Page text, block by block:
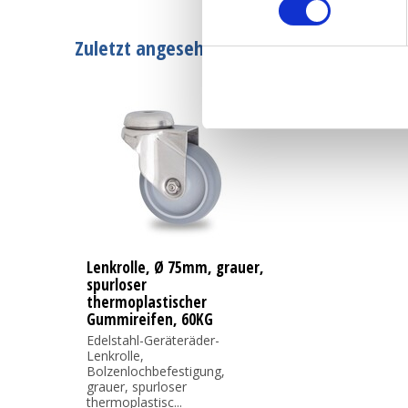
Zuletzt angesehen
Lenkrolle, Ø 75mm, grauer,
spurloser
thermoplastischer
Gummireifen, 60KG
Edelstahl-Geräteräder-
Lenkrolle,
Bolzenlochbefestigung,
grauer, spurloser
thermoplastisc...